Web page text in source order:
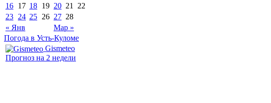
« Янв Мар »
16 17 18 19 20 21
22
23 24 25 26 27 28
Погода в Усть-Куломе
Gismeteo
Прогноз на 2 недели